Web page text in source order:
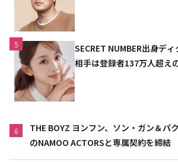
5
SECRET NUMBER出身デ
相手は登録者137万人超え
6
THE BOYZ ヨンフン、ソン・ガン＆パ
のNAMOO ACTORSと専属契約を締結